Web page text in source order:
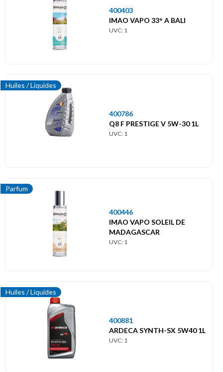
400403
IMAO VAPO 33° A BALI
UVC: 1
Huiles / Liquides
400786
Q8 F PRESTIGE V 5W-30 1L
UVC: 1
Parfum
400446
IMAO VAPO SOLEIL DE
MADAGASCAR
UVC: 1
Huiles / Liquides
400881
ARDECA SYNTH-SX 5W40 1L
UVC: 1